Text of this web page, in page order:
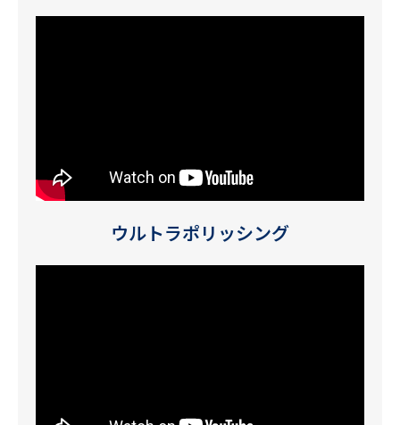
ウルトラポリッシング